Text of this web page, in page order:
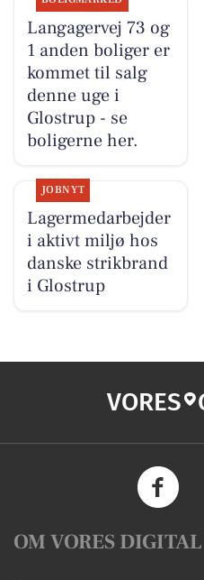
Langagervej 73 og
1 anden boliger er
kommet til salg
denne uge i
Glostrup - se
boligerne her.
JOBNYT
Lagermedarbejder
i aktivt miljø hos
danske strikbrand
i Glostrup
VORES
OM VORES DIGITAL